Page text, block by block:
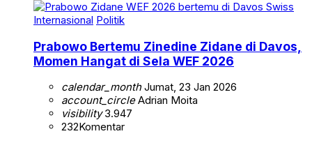
Internasional Politik
Prabowo Bertemu Zinedine Zidane di Davos,
Momen Hangat di Sela WEF 2026
calendar_monthJumat, 23 Jan 2026
account_circleAdrian Moita
visibility3.947
232Komentar